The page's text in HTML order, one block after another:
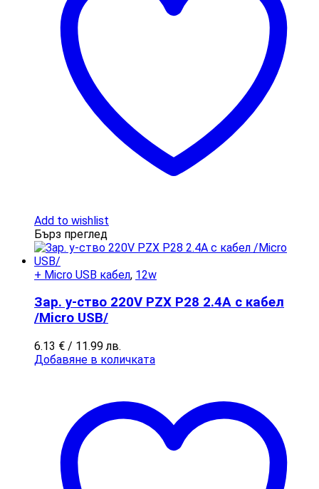
Add to wishlist
Бърз преглед
+ Micro USB кабел, 12w
Зар. у-ство 220V PZX P28 2.4A с кабел
/Micro USB/
6.13 € / 11.99 лв.
Добавяне в количката